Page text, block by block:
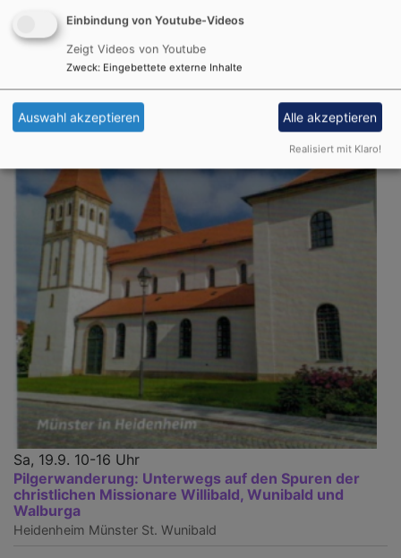
Dekanatstermine
Sa, 19.9. 10-16 Uhr
Pilgerwanderung: Unterwegs auf den Spuren der
christlichen Missionare Willibald, Wunibald und
Walburga
Heidenheim Münster St. Wunibald
Einbindung von Youtube-Videos
Zeigt Videos von Youtube
Zweck: Eingebettete externe Inhalte
Auswahl akzeptieren Alle akzeptieren
Realisiert mit Klaro!